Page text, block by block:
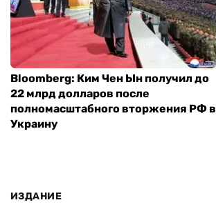
Bloomberg: Ким Чен Ын получил до
22 млрд долларов после
полномасштабного вторжения РФ в
Украину
ИЗДАНИЕ